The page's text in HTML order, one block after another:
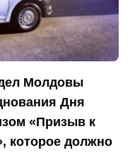
Молдовы
Дня
«Призыв к
которое должно